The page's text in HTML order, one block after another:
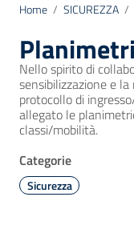
Home / SICUREZZA /
Nello spirito di
sensibilizzazione e
protocollo di
allegato le
classi/mobilità.
Categorie
Sicurezza